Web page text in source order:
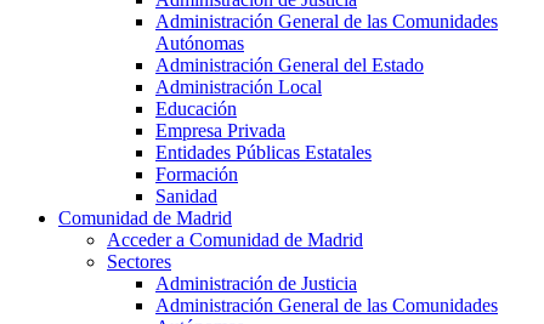
Administración General de las Comunidades
Autónomas
Administración General del Estado
Administración Local
Educación
Empresa Privada
Entidades Públicas Estatales
Formación
Sanidad
Comunidad de Madrid
Acceder a Comunidad de Madrid
Sectores
Administración de Justicia
Administración General de las Comunidades